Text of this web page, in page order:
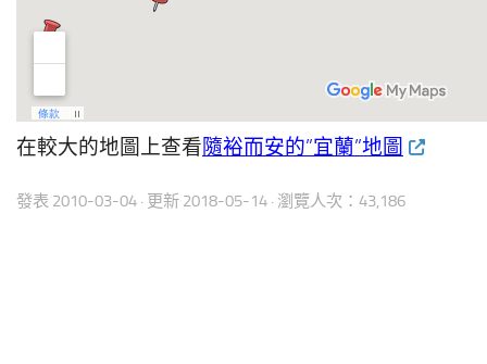
在較大的地圖上查看隨裕而安的”宜蘭”地圖
發表 2010-03-04 · 更新 2018-05-14 · 瀏覽人次：43,186